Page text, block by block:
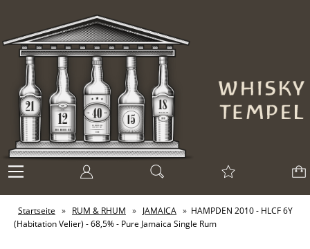
Startseite » RUM & RHUM » JAMAICA » HAMPDEN 2010 - HLCF 6Y
(Habitation Velier) - 68,5% - Pure Jamaica Single Rum